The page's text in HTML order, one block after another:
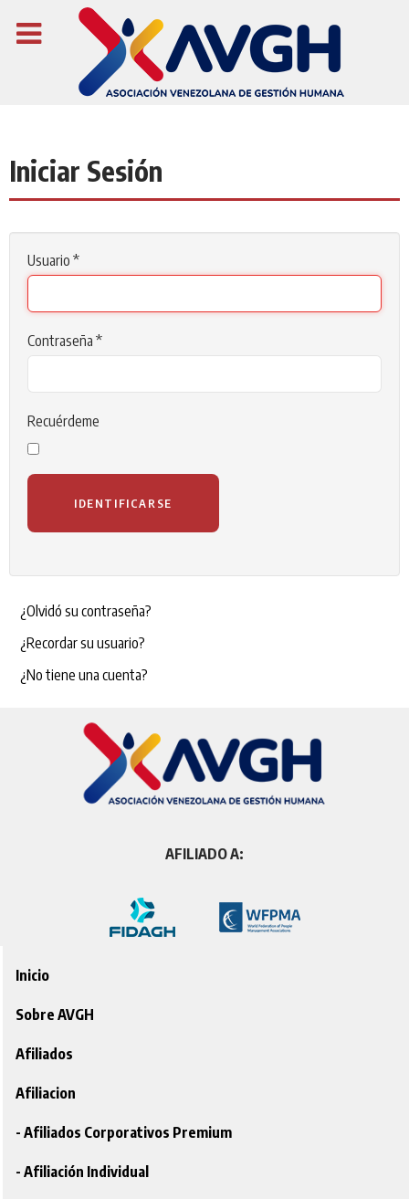
Iniciar Sesión
Usuario *
Contraseña *
Recuérdeme
IDENTIFICARSE
¿Olvidó su contraseña?
¿Recordar su usuario?
¿No tiene una cuenta?
AFILIADO A:
Inicio
Sobre AVGH
Afiliados
Afiliacion
- Afiliados Corporativos Premium
- Afiliación Individual